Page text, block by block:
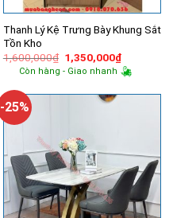
Thanh Lý Kệ Trưng Bày Khung Sắt
Tồn Kho
1,600,000₫ Giá
gốc
là:
1,350,000₫Giá
hiện
tại
Còn hàng - Giao nhanh
-25%